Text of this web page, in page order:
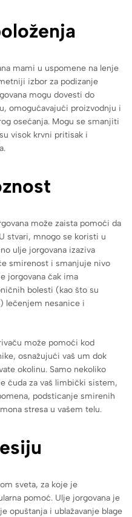
mami u uspomene na lenje
izbor za podizanje
mogu dovesti do
omogućavajući proizvodnju i
osećanja. Mogu se smanjiti
visok krvni pritisak i
može zaista pomoći da
stvari, mnogo se koristi u
ulje jorgovana izaziva
smirenost i smanjuje nivo
jorgovana čak ima
bolesti (kao što su
lečenjem nesanice i
može pomoći kod
osnažujući vaš um dok
okolinu. Samo nekoliko
čuda za vaš limbički sistem,
podsticanje smirenih
stresa u vašem telu.
sveta, za koje je
pomoć. Ulje jorgovana je
opuštanja i ublažavanje blage